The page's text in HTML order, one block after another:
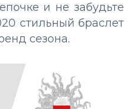
и не забудьте
стильный браслет
сезона.